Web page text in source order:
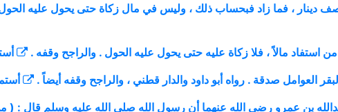
دينار ، فما زاد فبحساب ذلك ، وليس في مال زكاة حتى يحول عليه
بن عمرو رضي الله عنهما أن رسول الله صلى الله عليه وسلم قال : ( من